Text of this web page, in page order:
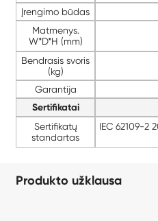
Įrengimo būdas
Matmenys.
W*D*H (mm)
Bendrasis svoris
(kg)
Garantija
Sertifikatai
Sertifikatų
standartas
IEC 62109-2
Produkto užklausa